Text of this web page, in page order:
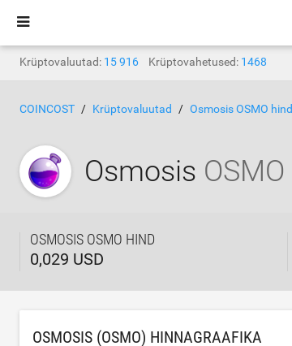
Krüptovaluutad: 15 916 Krüptovahetused: 1468
COINCOST Krüptovaluutad Osmosis OSMO hind
Osmosis OSMO
OSMOSIS OSMO HIND
0,029 USD
OSMOSIS (OSMO) HINNAGRAAFIKA